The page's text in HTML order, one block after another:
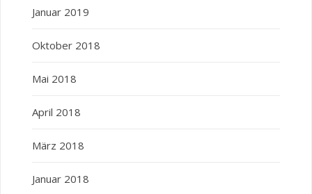
Januar 2019
Oktober 2018
Mai 2018
April 2018
März 2018
Januar 2018